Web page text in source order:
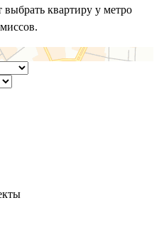
квартиру у метро